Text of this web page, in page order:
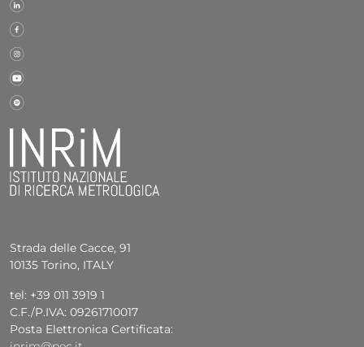
Strada delle Cacce, 91
10135 Torino, ITALY
tel: +39 011 3919 1
C.F./P.IVA: 09261710017
Posta Elettronica Certificata: